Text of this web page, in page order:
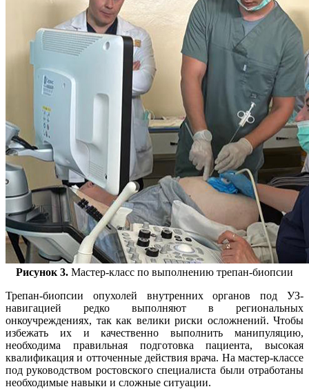
Рисунок 3. Мастер-класс по выполнению трепан-биопсии
Трепан-биопсии опухолей внутренних органов под УЗ-
навигацией редко выполняют в региональных
онкоучреждениях, так как велики риски осложнений. Чтобы
избежать их и качественно выполнить манипуляцию,
необходима правильная подготовка пациента, высокая
квалификация и отточенные действия врача. На мастер-классе
под руководством ростовского специалиста были отработаны
необходимые навыки и сложные ситуации.